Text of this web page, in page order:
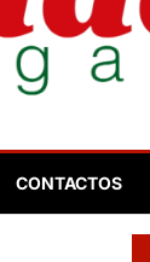
CONTACTOS